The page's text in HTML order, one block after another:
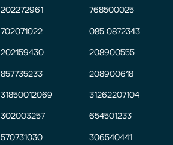
202272961
702071022
202159430
857735233
31850012069
302003257
570731030
768500025
085 0872343
208900555
208900618
31262207104
654501233
306540441